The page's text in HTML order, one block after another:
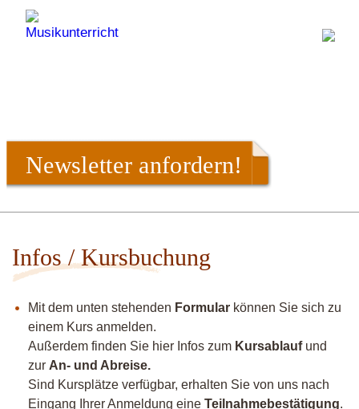
Newsletter anfordern!
Infos / Kursbuchung
Mit dem unten stehenden Formular können Sie sich zu
einem Kurs anmelden.
Außerdem finden Sie hier Infos zum Kursablaufund
zur An- und Abreise.
Sind Kursplätze verfügbar, erhalten Sie von uns nach
Eingang Ihrer Anmeldung eine Teilnahmebestätigung.